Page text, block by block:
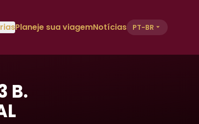
Planeje sua viagemNotícias PT-BR
B.